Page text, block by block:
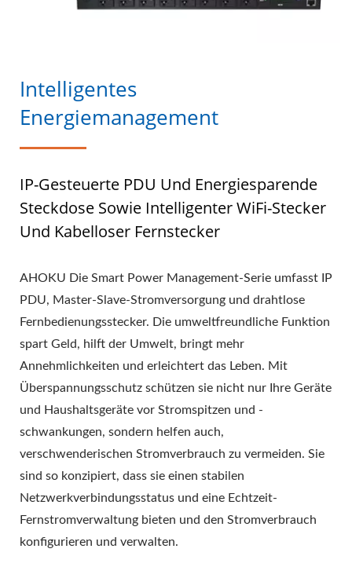
Intelligentes
Energiemanagement
IP-Gesteuerte PDU Und Energiesparende
Steckdose Sowie Intelligenter WiFi-Stecker
Und Kabelloser Fernstecker
AHOKU Die Smart Power Management-Serie umfasst IP
PDU, Master-Slave-Stromversorgung und drahtlose
Fernbedienungsstecker. Die umweltfreundliche Funktion
spart Geld, hilft der Umwelt, bringt mehr
Annehmlichkeiten und erleichtert das Leben. Mit
Überspannungsschutz schützen sie nicht nur Ihre Geräte
und Haushaltsgeräte vor Stromspitzen und -
schwankungen, sondern helfen auch,
verschwenderischen Stromverbrauch zu vermeiden. Sie
sind so konzipiert, dass sie einen stabilen
Netzwerkverbindungsstatus und eine Echtzeit-
Fernstromverwaltung bieten und den Stromverbrauch
konfigurieren und verwalten.